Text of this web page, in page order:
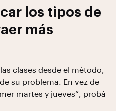
los tipos de
más
clases desde el método,
su problema. En vez de
martes y jueves”, probá